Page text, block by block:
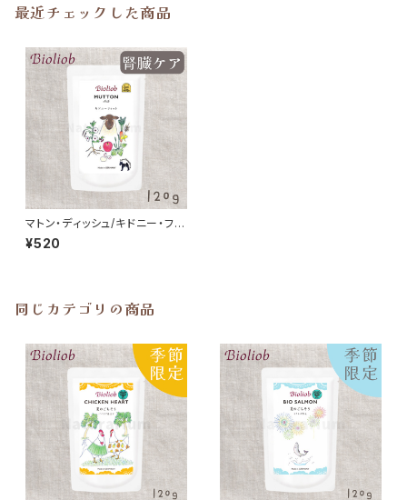
最近チェックした商品
マトン・ディッシュ/キドニー・フィ
ット(腎臓)ビオリオーブ 旧ヘル
マン
¥520
同じカテゴリの商品